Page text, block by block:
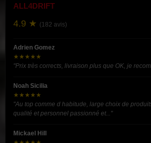
ALL4DRIFT
4.9 ★ (182 avis)
Adrien Gomez
★★★★★
"Prix très corrects, livraison plus que OK, je
Noah Sicilia
★★★★★
"Au top comme d habitude, large choix de
qualité et personnel passionné et..."
Mickael Hill